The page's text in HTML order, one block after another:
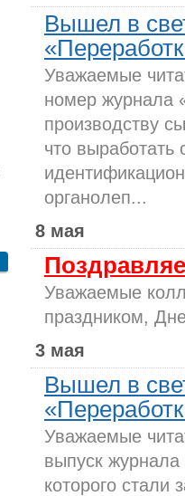
Вышел в
Уважаемые
номер журнала
производству
что
органолеп...
8 мая
Уважаемые
праздником,
3 мая
Вышел в
Уважаемые
выпуск
которого стали